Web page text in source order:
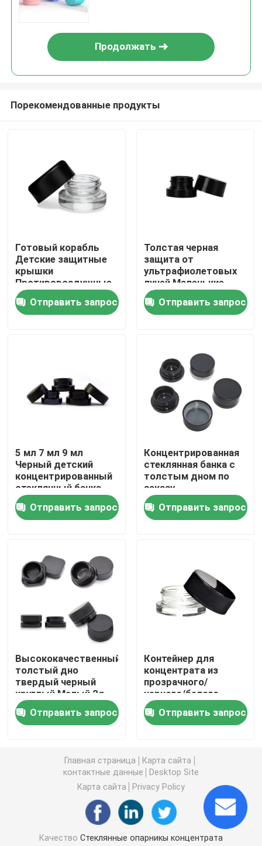
Дом
Продукты
Видео
Путешествие фабрики
Свяжитесь мы
Новости
Стеклянные опарникы концентрата
Стеклянный контейнер концентрата
Черные УФ-стеклянные банки
Стеклянный опарник засорителя
Черные стеклянные контейнеры
Стеклянные банки с деревянной крышкой
Штейновые черные стеклянные опарникы
концентрированные банки с
крышками
Продолжать
Порекомендованные продукты
Готовый корабль
Детские защитные
крышки
Противовоздушные
малые стеклянные
концентрированные
цветочные масла
Отправить запрос
Толстая черная
защита от
ультрафиолетовых
лучей Маленькие
стеклянные банки с
крышками 5 мл
Концентратные
Отправить запрос
5 мл 7 мл 9 мл
Черный детский
концентрированный
стеклянный банка
Мини- бутылки крема
Косметические
черные контейнеры
Отправить запрос
Концентрированная
стеклянная банка с
толстым дном по
заказу
Отправить запрос
Высококачественный
толстый дно
твердый черный
круглый Малый 2g
5ml 9ml 1 грамм 7ml
концентрированный
банка с
Отправить запрос
Контейнер для
концентрата из
прозрачного/
черного/белого
стекла на 9 мл с
крышкой для
защиты от детей,
стеклянная упаковка
Отправить запрос
Главная страница
Карта сайта
контактные данные
Desktop Site
Карта сайта
Privacy Policy
Качество Стеклянные опарникы концентрата